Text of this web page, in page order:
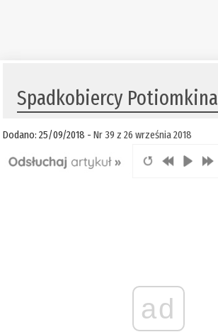
Spadkobiercy Potiomkina
Dodano: 25/09/2018 -Nr 39 z 26 września 2018
ad